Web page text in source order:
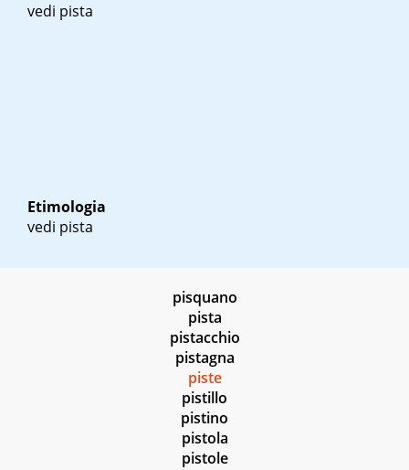
vedi pista
Etimologia
vedi pista
pisquano
pista
pistacchio
pistagna
piste
pistillo
pistino
pistola
pistole